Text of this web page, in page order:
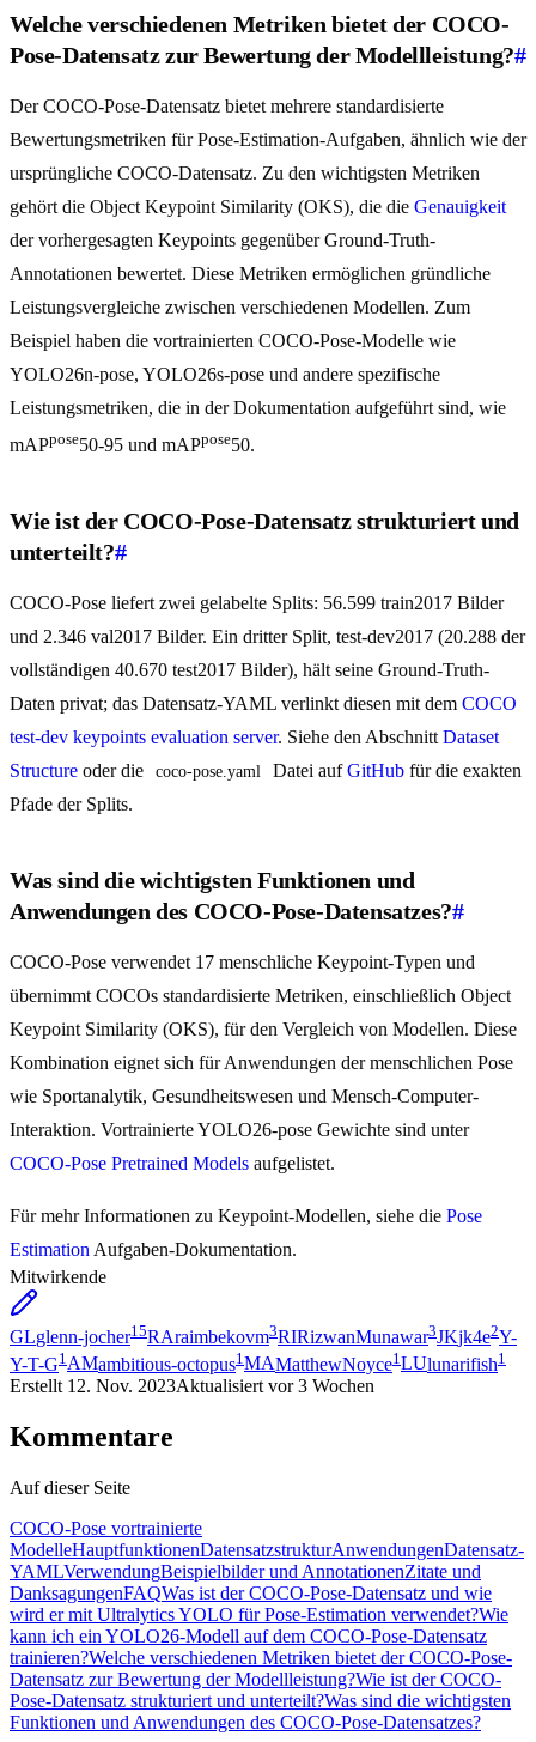
Welche verschiedenen Metriken bietet der COCO-
Pose-Datensatz zur Bewertung der Modellleistung?#
Der COCO-Pose-Datensatz bietet mehrere standardisierte
Bewertungsmetriken für Pose-Estimation-Aufgaben, ähnlich wie der
ursprüngliche COCO-Datensatz. Zu den wichtigsten Metriken
gehört die Object Keypoint Similarity (OKS), die die Genauigkeit
der vorhergesagten Keypoints gegenüber Ground-Truth-
Annotationen bewertet. Diese Metriken ermöglichen gründliche
Leistungsvergleiche zwischen verschiedenen Modellen. Zum
Beispiel haben die vortrainierten COCO-Pose-Modelle wie
YOLO26n-pose, YOLO26s-pose und andere spezifische
Leistungsmetriken, die in der Dokumentation aufgeführt sind, wie
mAPpose50-95 und mAPpose50.
Wie ist der COCO-Pose-Datensatz strukturiert und
unterteilt?#
COCO-Pose liefert zwei gelabelte Splits: 56.599 train2017 Bilder
und 2.346 val2017 Bilder. Ein dritter Split, test-dev2017 (20.288 der
vollständigen 40.670 test2017 Bilder), hält seine Ground-Truth-
Daten privat; das Datensatz-YAML verlinkt diesen mit dem COCO
test-dev keypoints evaluation server. Siehe den Abschnitt Dataset
Structure oder die coco-pose.yaml Datei aufGitHub für die exakten
Pfade der Splits.
Was sind die wichtigsten Funktionen und
Anwendungen des COCO-Pose-Datensatzes?#
COCO-Pose verwendet 17 menschliche Keypoint-Typen und
übernimmt COCOs standardisierte Metriken, einschließlich Object
Keypoint Similarity (OKS), für den Vergleich von Modellen. Diese
Kombination eignet sich für Anwendungen der menschlichen Pose
wie Sportanalytik, Gesundheitswesen und Mensch-Computer-
Interaktion. Vortrainierte YOLO26-pose Gewichte sind unter
COCO-Pose Pretrained Models aufgelistet.
Für mehr Informationen zu Keypoint-Modellen, siehe die Pose
Estimation Aufgaben-Dokumentation.
Mitwirkende
GLglenn-jocher15RAraimbekovm3RIRizwanMunawar3JKjk4e2Y-
Y-T-G1 AMambitious-octopus1 MAMatthewNoyce1 LUlunarifish1
Erstellt 12. Nov. 2023Aktualisiert vor 3 Wochen
Kommentare
Auf dieser Seite
COCO-Pose vortrainierte
ModelleHauptfunktionenDatensatzstrukturAnwendungenDatensatz-
YAMLVerwendungBeispielbilder und AnnotationenZitate und
DanksagungenFAQWas ist der COCO-Pose-Datensatz und wie
wird er mit Ultralytics YOLO für Pose-Estimation verwendet?Wie
kann ich ein YOLO26-Modell auf dem COCO-Pose-Datensatz
trainieren?Welche verschiedenen Metriken bietet der COCO-Pose-
Datensatz zur Bewertung der Modellleistung?Wie ist der COCO-
Pose-Datensatz strukturiert und unterteilt?Was sind die wichtigsten
Funktionen und Anwendungen des COCO-Pose-Datensatzes?